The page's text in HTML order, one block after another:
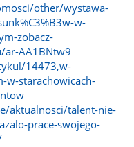
other/wystawa-
w-
zobacz-
ar-AA1BNtw9
14473,w-
w-starachowicach-
aktualnosci/talent-nie-
prace-swojego-